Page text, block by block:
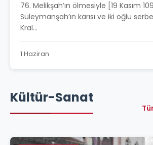
76. Melikşah’ın ölmesiyle [19 Kasım
Süleymanşah’ın karısı ve iki oğlu
Kral...
1 Haziran
Kültür-Sanat